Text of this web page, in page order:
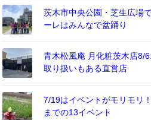
茨木市中央公園・芝生広場
ーレはみんなで盆踊り
青木松風庵 月化粧茨木店8/
取り扱いもある直営店
7/19はイベントがモリモリ
までの13イベント